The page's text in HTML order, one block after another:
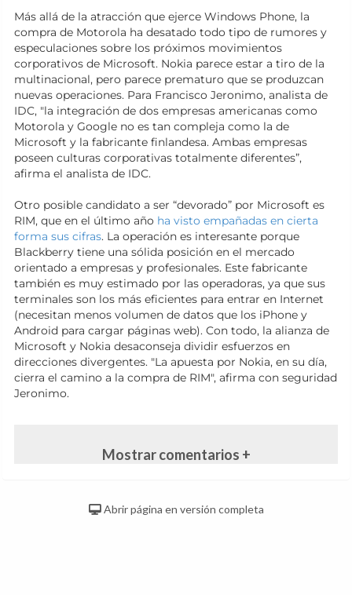
Más allá de la atracción que ejerce Windows Phone, la
compra de Motorola ha desatado todo tipo de rumores y
especulaciones sobre los próximos movimientos
corporativos de Microsoft. Nokia parece estar a tiro de la
multinacional, pero parece prematuro que se produzcan
nuevas operaciones. Para Francisco Jeronimo, analista de
IDC, "la integración de dos empresas americanas como
Motorola y Google no es tan compleja como la de
Microsoft y la fabricante finlandesa. Ambas empresas
poseen culturas corporativas totalmente diferentes”,
afirma el analista de IDC.
Otro posible candidato a ser “devorado” por Microsoft es
RIM, que en el último año ha visto empañadas en cierta
forma sus cifras. La operación es interesante porque
Blackberry tiene una sólida posición en el mercado
orientado a empresas y profesionales. Este fabricante
también es muy estimado por las operadoras, ya que sus
terminales son los más eficientes para entrar en Internet
(necesitan menos volumen de datos que los iPhone y
Android para cargar páginas web). Con todo, la alianza de
Microsoft y Nokia desaconseja dividir esfuerzos en
direcciones divergentes. "La apuesta por Nokia, en su día,
cierra el camino a la compra de RIM", afirma con seguridad
Jeronimo.
Mostrar comentarios +
Abrir página en versión completa